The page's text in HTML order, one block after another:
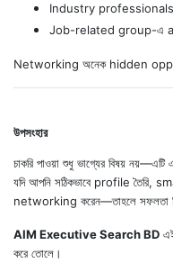
Industry professionals-
Job-related group-এ
Networking অনেক hidden
উপসংহার
চাকরি পাওয়া শুধু ভাগ্যের বিষয় নয়—এটি
যদি আপনি সঠিকভাবে profile
networking করেন—তাহলে সফলতা
AIM Executive Search BD
করে তোলে।